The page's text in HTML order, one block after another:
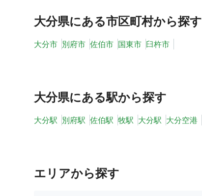
大分県にある市区町村から探す
大分市 別府市 佐伯市 国東市 臼杵市
大分県にある駅から探す
大分駅 別府駅 佐伯駅 牧駅 大分駅 大分空港
エリアから探す